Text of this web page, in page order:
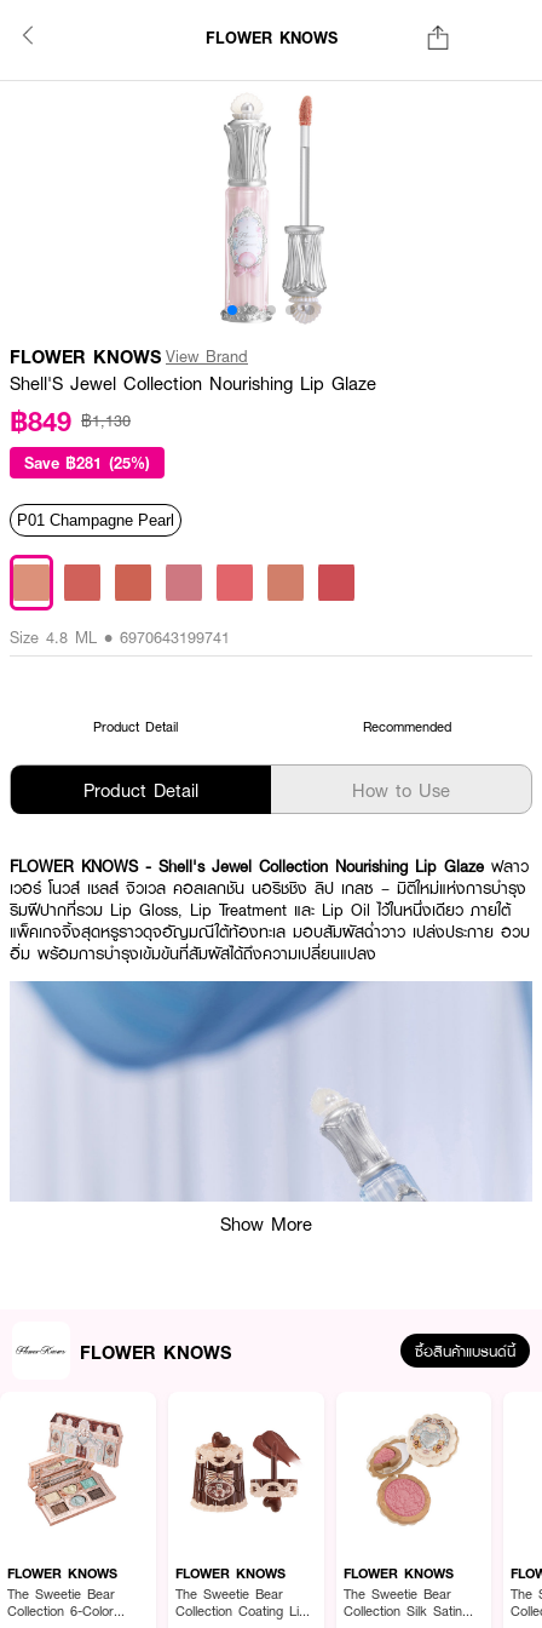
FLOWER KNOWS
FLOWER KNOWS View Brand
Shell'S Jewel Collection Nourishing Lip Glaze
฿849 ฿1,130
Save ฿281 (25%)
P01 Champagne Pearl
Size 4.8 ML • 6970643199741
Product Detail Recommended
Product Detail How to Use
FLOWER KNOWS - Shell's Jewel Collection Nourishing Lip Glaze ฟลาว
เวอร์ โนวส์ เชลส์ จิวเวล คอลเลกชัน นอริชชิง ลิป เกลซ – มิติใหม่แห่งการบำรุง
ริมฝีปากที่รวม Lip Gloss, Lip Treatment และ Lip Oil ไว้ในหนึ่งเดียว ภายใต้
แพ็คเกจจิ้งสุดหรูราวดุจอัญมณีใต้ท้องทะเล มอบสัมผัสฉ่ำวาว เปล่งประกาย อวบ
อิ่ม พร้อมการบำรุงเข้มข้นที่สัมผัสได้ถึงความเปลี่ยนแปลง
Show More
FLOWER KNOWS ซื้อสินค้าแบรนด์นี้
FLOWER KNOWS
The Sweetie Bear
Collection 6-Color
FLOWER KNOWS
The Sweetie Bear
Collection Coating Lip
FLOWER KNOWS
The Sweetie Bear
Collection Silk Satin
The